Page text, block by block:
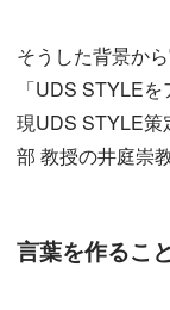
そうした背景か
「UDS STYLE
現UDS STYLE策
部 教授の井庭崇
言葉を作るこ